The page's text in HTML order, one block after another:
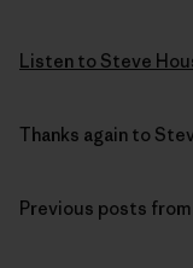
Listen to Steve
Thanks again to
Previous posts